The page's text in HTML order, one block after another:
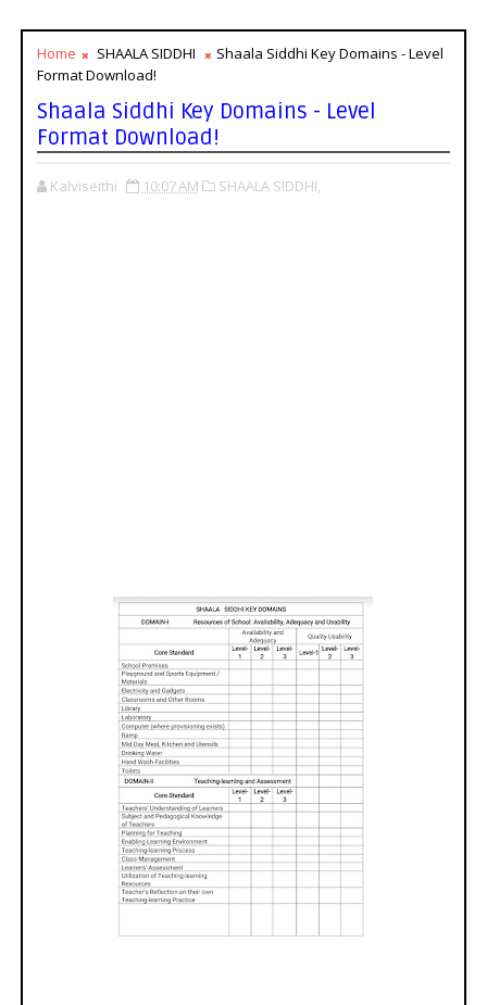
Home SHAALA SIDDHI
Shaala Siddhi Key Domains - Level
Format Download!
Shaala Siddhi Key Domains - Level
Format Download!
Kalviseithi 10:07 AM SHAALA SIDDHI,